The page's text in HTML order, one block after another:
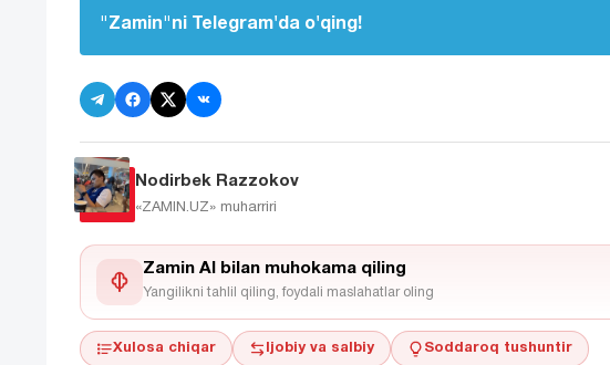
"Zamin"ni Telegram'da o'qing!
Nodirbek Razzokov
«ZAMIN.UZ» muharriri
Zamin AI bilan muhokama qiling
Yangilikni tahlil qiling, foydali maslahatlar oling
Xulosa chiqar Ijobiy va salbiy Soddaroq tushuntir